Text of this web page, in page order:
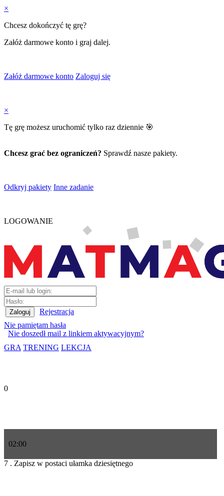
×
Chcesz dokończyć tę grę?
Załóż darmowe konto i graj dalej.
Załóż darmowe konto Zaloguj się
×
Tę grę możesz uruchomić tylko raz dziennie 🎯
Chcesz grać bez ograniczeń? Sprawdź nasze pakiety.
Odkryj pakiety Inne zadanie
LOGOWANIE
Rejestracja
Nie pamiętam hasła
Nie doszedł mail z linkiem aktywacyjnym?
GRA TRENING LEKCJA
0
02:00
7 . Zapisz w postaci ułamka dziesiętnego